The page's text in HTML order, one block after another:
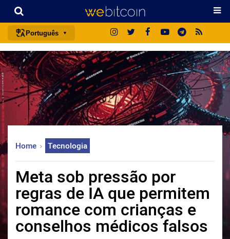
Português
português (BR)
english
español
français
italiano
日本語
русский
한국어
العربية
ไทย
Home Tecnologia
Meta sob pressão por
regras de IA que permitem
romance com crianças e
conselhos médicos falsos